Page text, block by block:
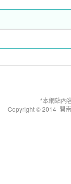
*本網站內
Copyright © 2014 開